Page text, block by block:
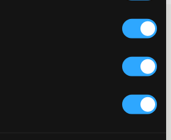
van Jack & Jones. De taille is normaal
De gulp bestaat uit een knoop en
school als vrije tijd. Lichtblauwe
keuze die comfort combineert